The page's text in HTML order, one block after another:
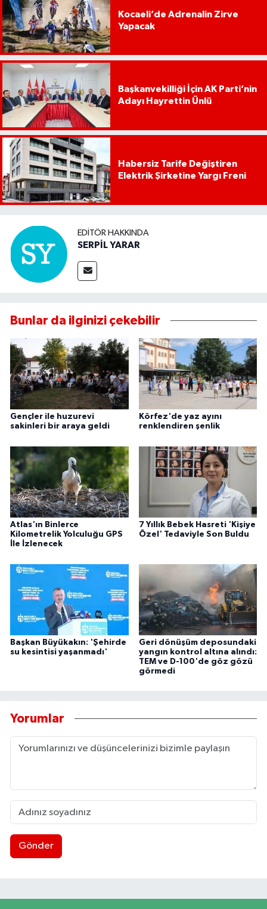
Kocaeli’de Adrenalin Zirve
Yapacak
Başkanvekilliği İçin AK Parti’nin
Adayı Hayrettin Ünlü
Habersiz Tarife Değiştiren
Elektrik Şirketine Yargı Freni
EDITÖR HAKKINDA
SERPİL YARAR
Bunlar da ilginizi çekebilir
Gençler ile huzurevi
sakinleri bir araya geldi
Körfez'de yaz ayını
renklendiren şenlik
Atlas'ın Binlerce
Kilometrelik Yolculuğu GPS
İle İzlenecek
7 Yıllık Bebek Hasreti 'Kişiye
Özel' Tedaviyle Son Buldu
Başkan Büyükakın: 'Şehirde
su kesintisi yaşanmadı'
Geri dönüşüm deposundaki
yangın kontrol altına alındı:
TEM ve D-100'de göz gözü
görmedi
Yorumlar
Gönder